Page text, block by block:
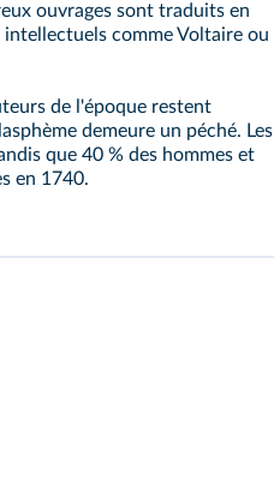
ouvrages sont traduits en
intellectuels comme Voltaire ou
de l'époque restent
demeure un péché. Les
que 40 % des hommes et
en 1740.